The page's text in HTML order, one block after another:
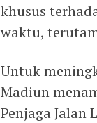
khusus
waktu,
Untuk
Madiun
Penjaga Jalan